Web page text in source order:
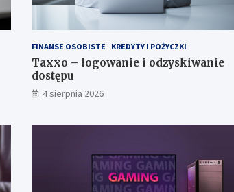
FINANSE OSOBISTE KREDYTY I POŻYCZKI
Taxxo – logowanie i odzyskiwanie
dostępu
4 sierpnia 2026